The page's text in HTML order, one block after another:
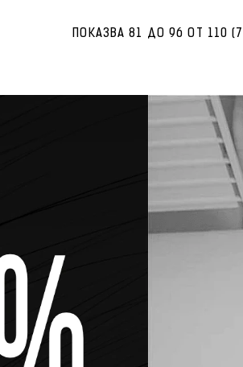
ПОКАЗВА 81 ДО 96 ОТ 110